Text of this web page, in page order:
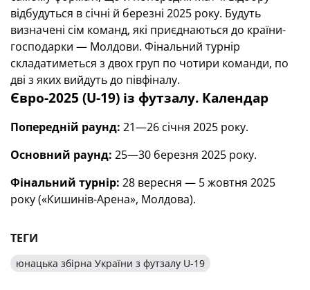
відбудуться в січні й березні 2025 року. Будуть
визначені сім команд, які приєднаються до країни-
господарки — Молдови. Фінальний турнір
складатиметься з двох груп по чотири команди, по
дві з яких вийдуть до півфіналу.
Євро-2025 (U-19) із футзалу. Календар
Попередній раунд: 21—26 січня 2025 року.
Основний раунд: 25—30 березня 2025 року.
Фінальний турнір: 28 вересня — 5 жовтня 2025
року («Кишинів-Арена», Молдова).
ТЕГИ
юнацька збірна України з футзалу U-19